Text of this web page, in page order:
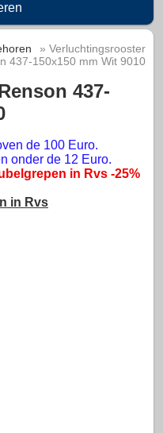
» Verluchtingsrooster
437-150x150 mm Wit 9010
437-
de 100 Euro.
onder de 12 Euro.
in Rvs -25%
in Rvs